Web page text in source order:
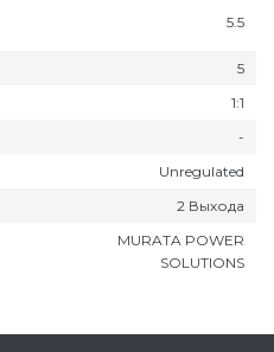
5.5
5
1:1
-
Unregulated
2 Выхода
MURATA POWER
SOLUTIONS